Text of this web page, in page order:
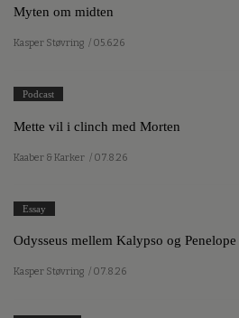
Myten om midten
Kasper Støvring / 05.6.26
Podcast
Mette vil i clinch med Morten
Kaaber & Karker / 07.8.26
Essay
Odysseus mellem Kalypso og Penelope
Kasper Støvring / 07.8.26